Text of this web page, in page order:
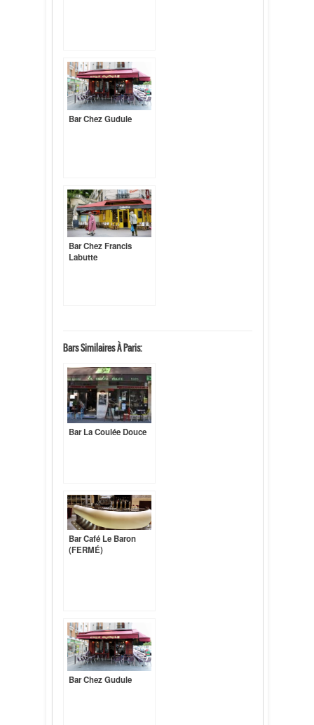
Bar Chez Gudule
Bar Chez Francis
Labutte
Bars Similaires À Paris:
Bar La Coulée Douce
Bar Café Le Baron
(FERMÉ)
Bar Chez Gudule